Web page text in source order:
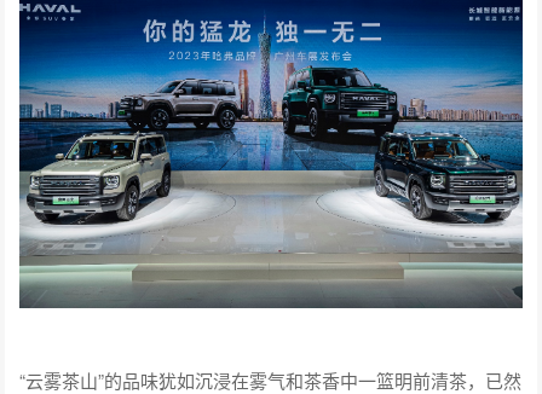
“云雾茶山”的品味犹如沉浸在雾气和茶香中一篮明前清茶，已然